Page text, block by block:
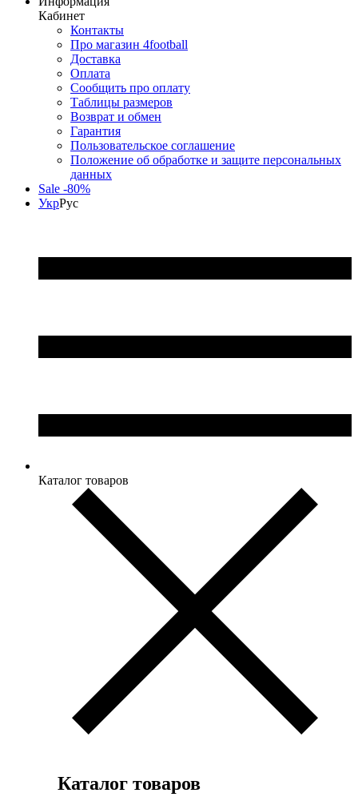
Кабинет
Контакты
Про магазин 4football
Доставка
Оплата
Сообщить про оплату
Таблицы размеров
Возврат и обмен
Гарантия
Пользовательское соглашение
Положение об обработке и защите персональных
данных
Sale -80%
УкрРус
Каталог товаров
Каталог товаров